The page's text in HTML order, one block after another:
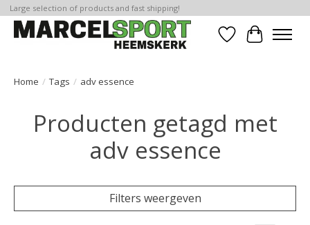
Large selection of products and fast shipping!
Verlanglijst
Home / Tags / adv essence
Producten getagd met
adv essence
Filters weergeven